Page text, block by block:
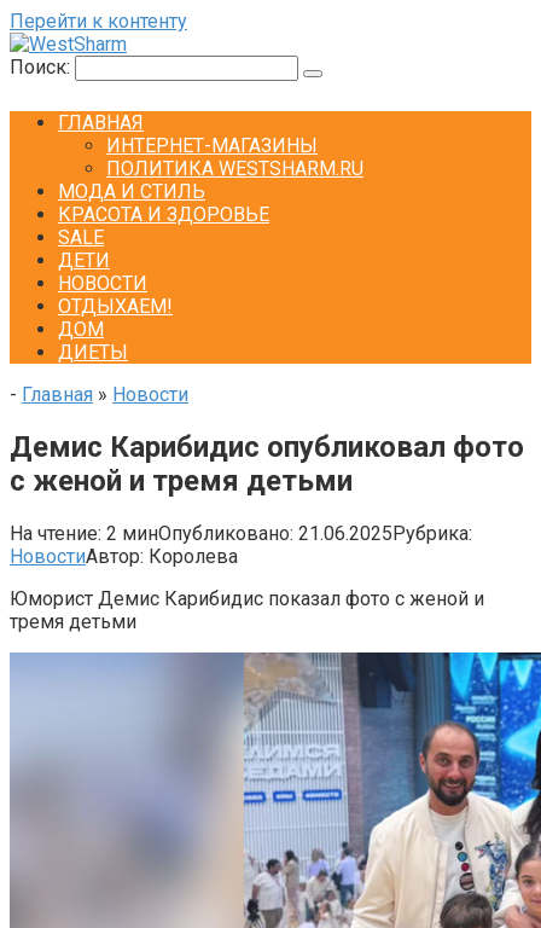
Перейти к контенту
Поиск:
ГЛАВНАЯ
ИНТЕРНЕТ-МАГАЗИНЫ
ПОЛИТИКА WESTSHARM.RU
МОДА И СТИЛЬ
КРАСОТА И ЗДОРОВЬЕ
SALE
ДЕТИ
НОВОСТИ
ОТДЫХАЕМ!
ДОМ
ДИЕТЫ
- Главная » Новости
Демис Карибидис опубликовал фото
с женой и тремя детьми
На чтение: 2 минОпубликовано: 21.06.2025Рубрика:
НовостиАвтор: Королева
Юморист Демис Карибидис показал фото с женой и
тремя детьми